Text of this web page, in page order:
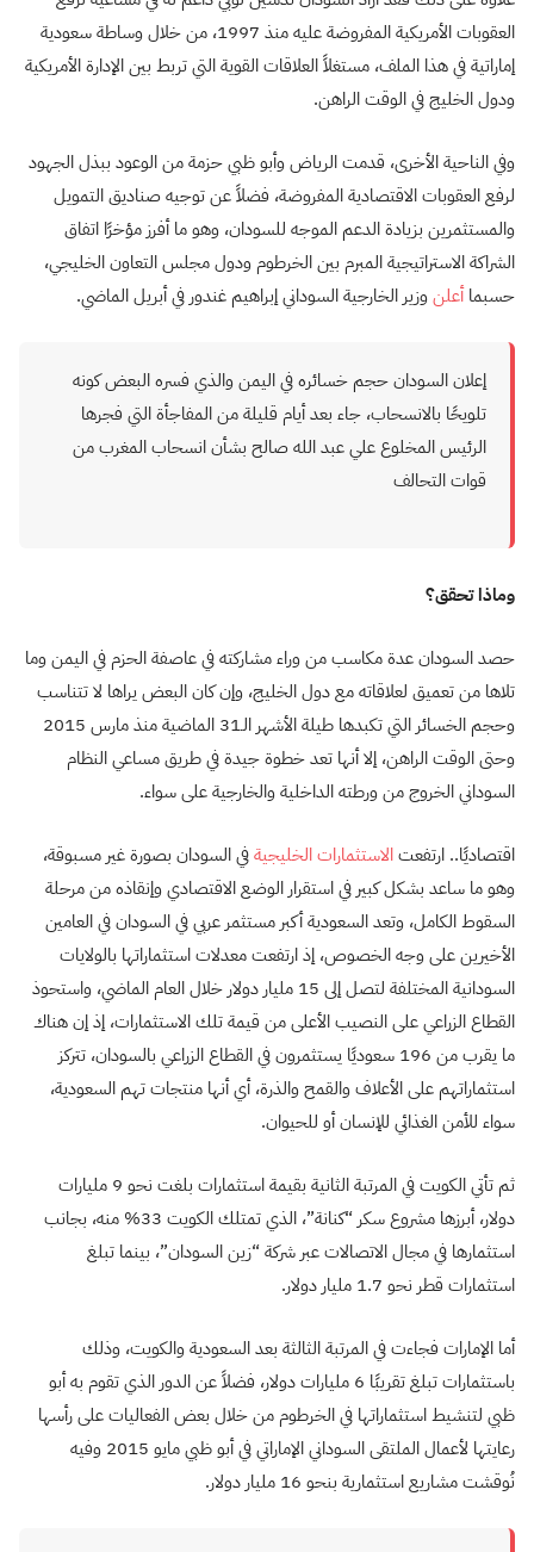
العقوبات الأمريكية المفروضة عليه منذ 1997، من خلال وساطة سعودية
إماراتية في هذا الملف، مستغلاً العلاقات القوية التي تربط بين الإدارة الأمريكية
ودول الخليج في الوقت الراهن.
وفي الناحية الأخرى، قدمت الرياض وأبو ظبي حزمة من الوعود ببذل الجهود
لرفع العقوبات الاقتصادية المفروضة، فضلاً عن توجيه صناديق التمويل
والمستثمرين بزيادة الدعم الموجه للسودان، وهو ما أفرز مؤخرًا اتفاق
الشراكة الاستراتيجية المبرم بين الخرطوم ودول مجلس التعاون الخليجي،
حسبماأعلنوزير الخارجية السوداني إبراهيم غندور في أبريل الماضي.
إعلان السودان حجم خسائره في اليمن والذي فسره البعض كونه
تلويحًا بالانسحاب، جاء بعد أيام قليلة من المفاجأة التي فجرها
الرئيس المخلوع علي عبد الله صالح بشأن انسحاب المغرب من
قوات التحالف
وماذا تحقق؟
حصد السودان عدة مكاسب من وراء مشاركته في عاصفة الحزم في اليمن وما
تلاها من تعميق لعلاقاته مع دول الخليج، وإن كان البعض يراها لا تتناسب
وحجم الخسائر التي تكبدها طيلة الأشهر الـ31 الماضية منذ مارس 2015
وحتى الوقت الراهن، إلا أنها تعد خطوة جيدة في طريق مساعي النظام
السوداني الخروج من ورطته الداخلية والخارجية على سواء.
اقتصاديًا.. ارتفعتالاستثمارات الخليجيةفي السودان بصورة غير مسبوقة،
وهو ما ساعد بشكل كبير في استقرار الوضع الاقتصادي وإنقاذه من مرحلة
السقوط الكامل، وتعد السعودية أكبر مستثمر عربي في السودان في العامين
الأخيرين على وجه الخصوص، إذ ارتفعت معدلات استثماراتها بالولايات
السودانية المختلفة لتصل إلى 15 مليار دولار خلال العام الماضي، واستحوذ
القطاع الزراعي على النصيب الأعلى من قيمة تلك الاستثمارات، إذ إن هناك
ما يقرب من 196 سعوديًا يستثمرون في القطاع الزراعي بالسودان، تتركز
استثماراتهم على الأعلاف والقمح والذرة، أي أنها منتجات تهم السعودية،
سواء للأمن الغذائي للإنسان أو للحيوان.
ثم تأتي الكويت في المرتبة الثانية بقيمة استثمارات بلغت نحو 9 مليارات
دولار، أبرزها مشروع سكر “كنانة”، الذي تمتلك الكويت 33% منه، بجانب
استثمارها في مجال الاتصالات عبر شركة “زين السودان”، بينما تبلغ
استثمارات قطر نحو 1.7 مليار دولار.
أما الإمارات فجاءت في المرتبة الثالثة بعد السعودية والكويت، وذلك
باستثمارات تبلغ تقريبًا 6 مليارات دولار، فضلاً عن الدور الذي تقوم به أبو
ظبي لتنشيط استثماراتها في الخرطوم من خلال بعض الفعاليات على رأسها
رعايتها لأعمال الملتقى السوداني الإماراتي في أبو ظبي مايو 2015 وفيه
نُوقشت مشاريع استثمارية بنحو 16 مليار دولار.